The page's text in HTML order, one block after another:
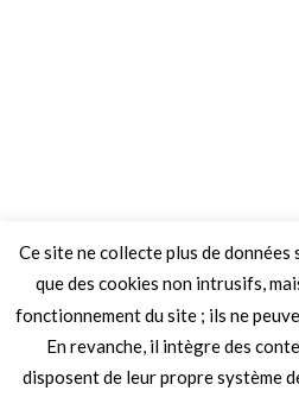
Ce site ne collecte plus de
que des cookies non intrusifs,
fonctionnement du site ; ils ne
En revanche, il intègre des
disposent de leur propre système